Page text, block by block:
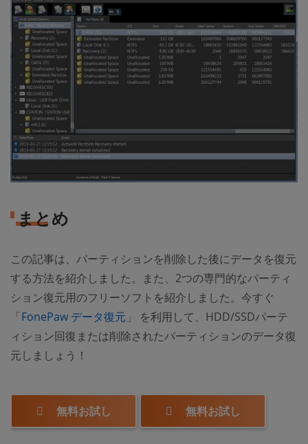
まとめ
この記事は、パーティションを削除した後にデータを復元
する方法を紹介しました。また、2つの専門的なパーティ
ション復元用のフリーソフトを紹介しました。今すぐ
「FonePaw データ復元 」 を利用して、HDD/SSDパーテ
ィション回復または削除されたパーティションのデータ復
元しましょう！
無料お試し 無料お試し